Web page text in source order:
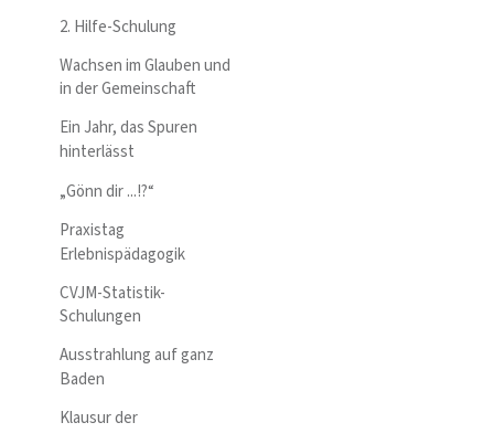
2. Hilfe-Schulung
Wachsen im Glauben und
in der Gemeinschaft
Ein Jahr, das Spuren
hinterlässt
„Gönn dir ...!?“
Praxistag
Erlebnispädagogik
CVJM-Statistik-
Schulungen
Ausstrahlung auf ganz
Baden
Klausur der